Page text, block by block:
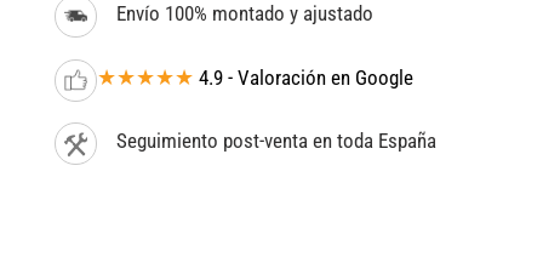
Envío 100% montado y ajustado
★★★★★ 4.9 - Valoración en Google
Seguimiento post-venta en toda España